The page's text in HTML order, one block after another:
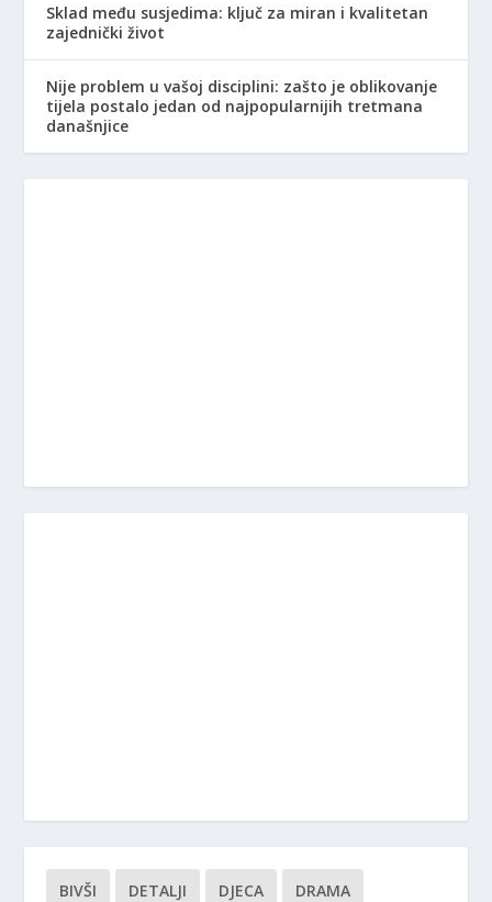
Sklad među susjedima: ključ za miran i kvalitetan
zajednički život
Nije problem u vašoj disciplini: zašto je oblikovanje
tijela postalo jedan od najpopularnijih tretmana
današnjice
BIVŠI DETALJI DJECA DRAMA